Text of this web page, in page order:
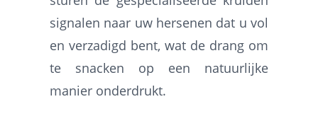
signalen naar uw hersenen dat u vol
en verzadigd bent, wat de drang om
te snacken op een natuurlijke
manier onderdrukt.